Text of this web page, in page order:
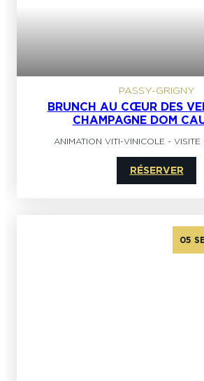
PASSY-GRIGNY
BRUNCH AU CŒUR DES
CHAMPAGNE DOM
ANIMATION VITI-VINICOLE - VISITE
RÉSERVER
05